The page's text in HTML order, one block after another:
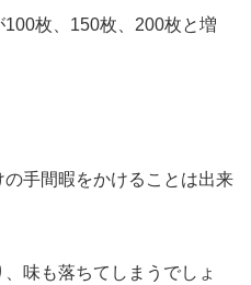
枚、150枚、200枚と増
手間暇をかけることは出来
味も落ちてしまうでしょ